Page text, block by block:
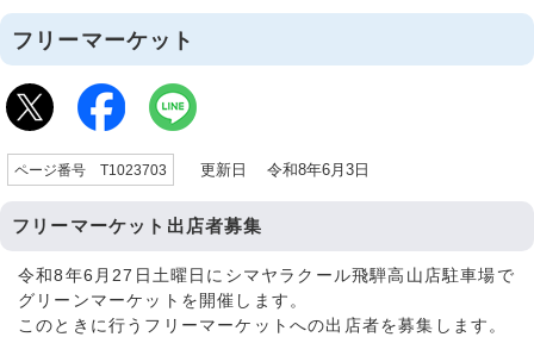
フリーマーケット
ページ番号 T1023703 更新日 令和8年6月3日
フリーマーケット出店者募集
令和8年6月27日土曜日にシマヤラクール飛騨高山店駐車場で
グリーンマーケットを開催します。
このときに行うフリーマーケットへの出店者を募集します。